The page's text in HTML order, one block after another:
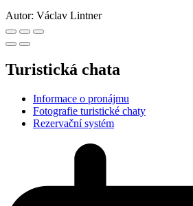
Autor: Václav Lintner
Turistická chata
Informace o pronájmu
Fotografie turistické chaty
Rezervační systém